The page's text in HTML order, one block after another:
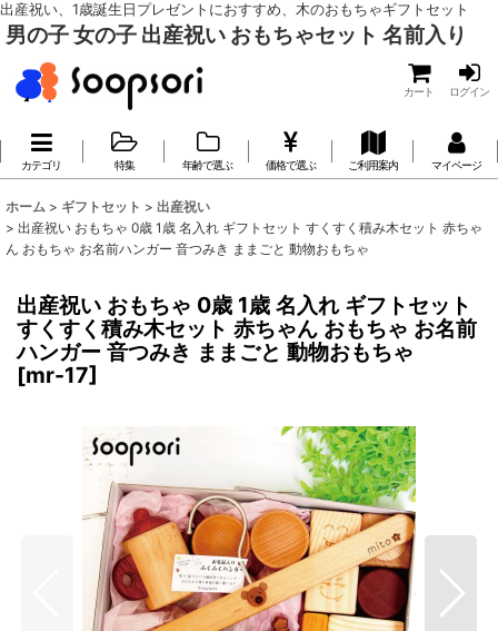
出産祝い、1歳誕生日プレゼントにおすすめ、木のおもちゃギフトセット
男の子 女の子 出産祝い おもちゃセット 名前入り
カート ログイン
カテゴリ 特集 年齢で選ぶ 価格で選ぶ ご利用案内 マイページ
ホーム > ギフトセット > 出産祝い
> 出産祝い おもちゃ 0歳 1歳 名入れ ギフトセット すくすく積み木セット 赤ちゃ
ん おもちゃ お名前ハンガー 音つみき ままごと 動物おもちゃ
出産祝い おもちゃ 0歳 1歳 名入れ ギフトセット
すくすく積み木セット 赤ちゃん おもちゃ お名前
ハンガー 音つみき ままごと 動物おもちゃ
[mr-17]